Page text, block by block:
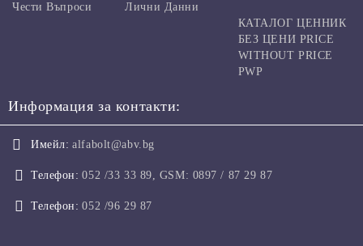
Чести Въпроси Лични Данни
КАТАЛОГ ЦЕННИК
БЕЗ ЦЕНИ PRICE
WITHOUT PRICE
PWP
Информация за контакти:
Имейл: alfabolt@abv.bg
Телефон: 052 /33 33 89, GSM: 0897 / 87 29 87
Телефон: 052 /96 29 87